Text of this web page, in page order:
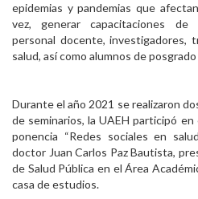
epidemias y pandemias que
vez, generar capacitaciones de
personal docente, investigadores,
salud, así como alumnos de
Durante el año 2021 se realizaron
de seminarios, la UAEH participó
ponencia “Redes sociales en
doctor Juan Carlos Paz Bautista,
de Salud Pública en el Área
casa de estudios.